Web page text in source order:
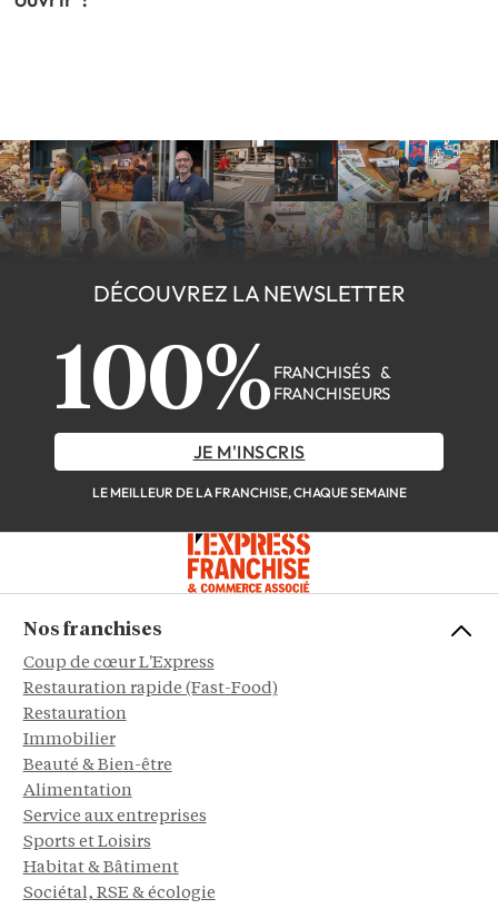
DÉCOUVREZ LA NEWSLETTER
100% FRANCHISÉS &
FRANCHISEURS
JE M'INSCRIS
LE MEILLEUR DE LA FRANCHISE, CHAQUE SEMAINE
Nos franchises
Coup de cœur L'Express
Restauration rapide (Fast-Food)
Restauration
Immobilier
Beauté & Bien-être
Alimentation
Service aux entreprises
Sports et Loisirs
Habitat & Bâtiment
Sociétal, RSE & écologie